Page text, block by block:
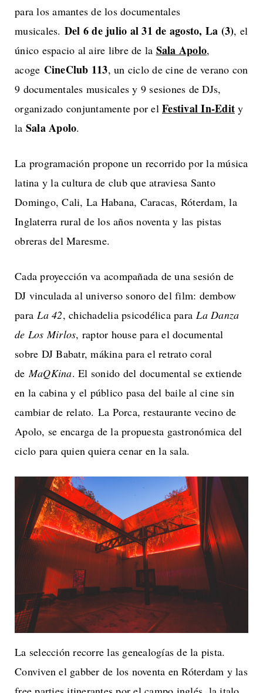
para los amantes de los documentales
musicales. Del 6 de julio al 31 de agosto, La (3), el
único espacio al aire libre de la Sala Apolo,
acoge CineClub 113, un ciclo de cine de verano con
9 documentales musicales y 9 sesiones de DJs,
organizado conjuntamente por el Festival In-Edit y
la Sala Apolo.
La programación propone un recorrido por la música
latina y la cultura de club que atraviesa Santo
Domingo, Cali, La Habana, Caracas, Róterdam, la
Inglaterra rural de los años noventa y las pistas
obreras del Maresme.
Cada proyección va acompañada de una sesión de
DJ vinculada al universo sonoro del film: dembow
paraLa 42, chichadelia psicodélica paraLa Danza
de Los Mirlos, raptor house para el documental
sobre DJ Babatr, mákina para el retrato coral
deMaQKina. El sonido del documental se extiende
en la cabina y el público pasa del baile al cine sin
cambiar de relato. La Porca, restaurante vecino de
Apolo, se encarga de la propuesta gastronómica del
ciclo para quien quiera cenar en la sala.
La selección recorre las genealogías de la pista.
Conviven el gabber de los noventa en Róterdam y las